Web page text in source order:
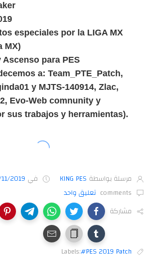
especiales por la LIGA MX
MX)
Ascenso para PES
a: Team_PTE_Patch,
y MJTS-140914, Zlac,
Evo-Web comnunity y
sus trabajos y herramientas).
مرسلة بواسطة KING PES في 2019
comments تعليق واحد
مشاركة
Labels:#PES 2019 Patch